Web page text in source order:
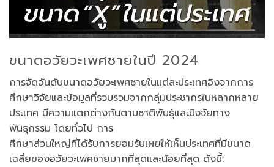
ขนาดอวัยวะเพศชายในปี 2024
การจัดอันดับขนาดอวัยวะเพศชายในแต่ละประเทศอิงจากการ
ศึกษาวิจัยและข้อมูลที่รวบรวมจากกลุ่มประชากรในหลากหลาย
ประเทศ มีความแตกต่างกันตามชาติพันธุ์และปัจจัยทาง
พันธุกรรม โดยทั่วไป การ
ศึกษาส่วนใหญ่ที่ได้รับการยอมรับเผยให้เห็นประเทศที่มีขนาด
เฉลี่ยของอวัยวะเพศชายมากที่สุดและน้อยที่สุด ดังนี้: